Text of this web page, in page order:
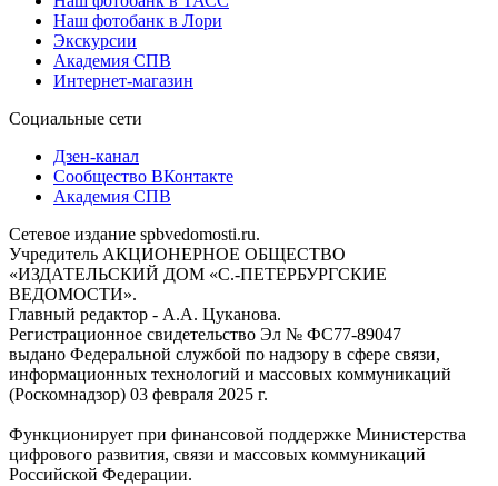
Наш фотобанк в Лори
Экскурсии
Академия СПВ
Интернет-магазин
Социальные сети
Дзен-канал
Сообщество ВКонтакте
Академия СПВ
Сетевое издание spbvedomosti.ru.
Учредитель АКЦИОНЕРНОЕ ОБЩЕСТВО
«ИЗДАТЕЛЬСКИЙ ДОМ «С.-ПЕТЕРБУРГСКИЕ
ВЕДОМОСТИ».
Главный редактор - А.А. Цуканова.
Регистрационное свидетельство Эл № ФС77-89047
выдано Федеральной службой по надзору в сфере связи,
информационных технологий и массовых коммуникаций
(Роскомнадзор) 03 февраля 2025 г.
Функционирует при финансовой поддержке Министерства
цифрового развития, связи и массовых коммуникаций
Российской Федерации.